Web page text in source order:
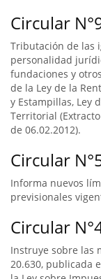
Circular
Tributación de las
personalidad
fundaciones y
de la Ley de la
y Estampillas, Ley
Territorial
de 06.02.2012).
Circular
Informa nuevos
previsionales
Circular
Instruye sobre las
20.630, publicada